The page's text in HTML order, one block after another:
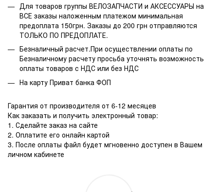
Для товаров группы ВЕЛОЗАПЧАСТИ и АКСЕССУАРЫ на
ВСЕ заказы наложенным платежом минимальная
предоплата 150грн. Заказы до 200 грн отправляются
ТОЛЬКО ПО ПРЕДОПЛАТЕ.
Безналичный расчет.При осуществлении оплаты по
Безналичному расчету просьба уточнять возможность
оплаты товаров с НДС или без НДС
На карту Приват банка ФОП
Гарантия от производителя от 6-12 месяцев
Как заказать и получить электронный товар:
1. Сделайте заказ на сайте
2. Оплатите его онлайн картой
3. После оплаты файл будет мгновенно доступен в Вашем
личном кабинете